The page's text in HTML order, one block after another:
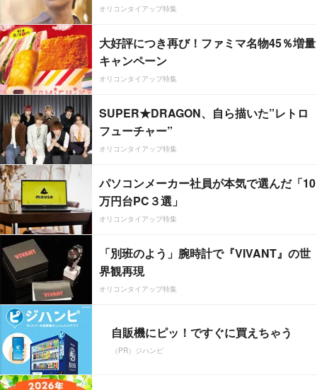
オリコンタイアップ特集
大好評につき再び！ファミマ名物45％増量
キャンペーン
オリコンタイアップ特集
SUPER★DRAGON、自ら描いた”レトロ
フューチャー”
オリコンタイアップ特集
パソコンメーカー社員が本気で選んだ「10
万円台PC３選」
オリコンタイアップ特集
「別班のよう」腕時計で『VIVANT』の世
界観再現
オリコンタイアップ特集
自販機にピッ！ですぐに買えちゃう
（PR）ジハンピ